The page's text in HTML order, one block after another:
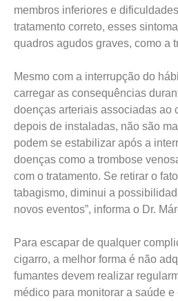
membros inferiores e
tratamento correto, esses
quadros agudos graves, como a
Mesmo com a interrupção do
carregar as consequências
doenças arteriais associadas ao
depois de instaladas, não são
podem se estabilizar após a
doenças como a trombose
com o tratamento. Se retirar o
tabagismo, diminui a
novos eventos”, informa o Dr.
Para escapar de qualquer
cigarro, a melhor forma é não
fumantes devem realizar
médico para monitorar a saúde